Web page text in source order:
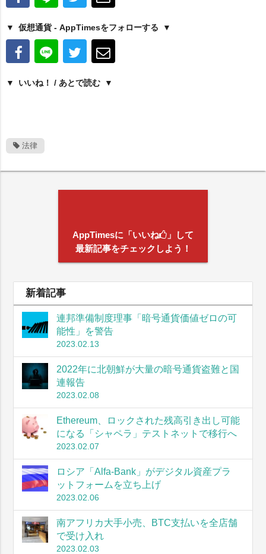
仮想通貨 - AppTimesをフォローする
いいね！ / あとで読む
法律
AppTimesに「いいね
」して
最新記事をチェックしよう！
新着記事
連邦準備制度理事「暗号通貨価値ゼロの可
能性」を警告
2023.02.13
2022年に北朝鮮が大量の暗号通貨盗難と国
連報告
2023.02.08
Ethereum、ロックされた残高引き出し可能
になる「シャペラ」テストネットで移行へ
2023.02.07
ロシア「Alfa-Bank」がデジタル資産プラ
ットフォームを立ち上げ
2023.02.06
南アフリカ大手小売、BTC支払いを全店舗
で受け入れ
2023.02.03